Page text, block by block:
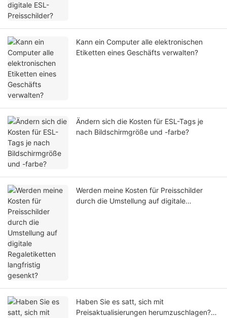
Kann ein Computer alle elektronischen
Etiketten eines Geschäfts verwalten?
Ändern sich die Kosten für ESL-Tags je
nach Bildschirmgröße und -farbe?
Werden meine Kosten für Preisschilder
durch die Umstellung auf digitale
Haben Sie es satt, sich mit
Preisaktualisierungen herumzuschlagen?